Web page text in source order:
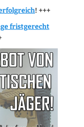
! +++
fristgerecht